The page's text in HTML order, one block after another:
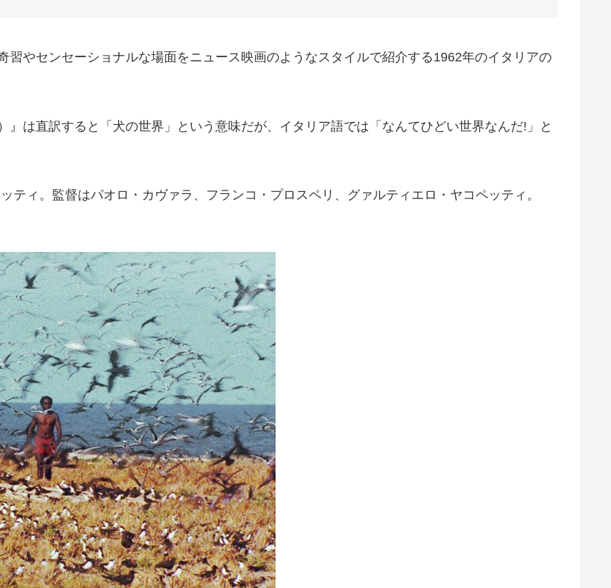
習やセンセーショナルな場面をニュース映画のようなスタイルで紹介する1962年のイタリアの
』は直訳すると「犬の世界」という意味だが、イタリア語では「なんてひどい世界なんだ!」と
ティ。監督はパオロ・カヴァラ、フランコ・プロスペリ、グァルティエロ・ヤコペッティ。